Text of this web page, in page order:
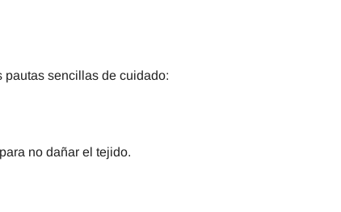
pautas sencillas de cuidado:
no dañar el tejido.